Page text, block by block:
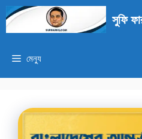
এড়িেয়
লেখায়
যান
সুফি
মেন্যু